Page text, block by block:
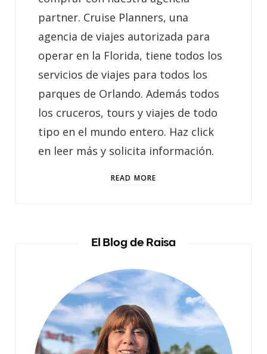
partner. Cruise Planners, una
agencia de viajes autorizada para
operar en la Florida, tiene todos los
servicios de viajes para todos los
parques de Orlando. Además todos
los cruceros, tours y viajes de todo
tipo en el mundo entero. Haz click
en leer más y solicita información.
READ MORE
El Blog de Raisa